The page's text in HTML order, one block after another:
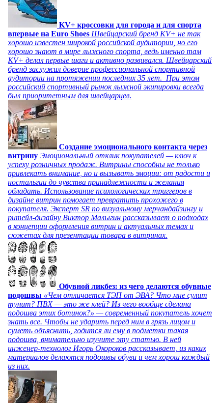
KV+ кроссовки для города и для спорта
впервые на Euro Shoes Швейцарский бренд KV+ не так
хорошо известен широкой российской аудитории, но его
хорошо знают в мире лыжного спорта, ведь именно там
KV+ делал первые шаги и активно развивался. Швейцарский
бренд заслужил доверие профессиональной спортивной
аудитории на протяжении последних 35 лет. При этом
российский спортивный рынок лыжной экипировки всегда
был приоритетным для швейцарцев.
Создание эмоционального контакта через
витрину Эмоциональный отклик покупателей — ключ к
успеху розничных продаж. Витрины способны не только
привлекать внимание, но и вызывать эмоции: от радости и
ностальгии до чувства принадлежности и желания
обладать. Использование психологических триггеров в
дизайне витрин помогает превратить прохожего в
покупателя. Эксперт SR по визуальному мерчандайзингу и
ритейл-дизайну Виктор Малыгин рассказывает о подходах
в концепции оформления витрин и актуальных темах и
сюжетах для презентации товара в витринах.
Обувной ликбез: из чего делаются обувные
подошвы «Чем отличается ТЭП от ЭВА? Что мне сулит
тунит? ПВХ — это же клей? Из чего вообще сделана
подошва этих ботинок?» — современный покупатель хочет
знать все. Чтобы не ударить перед ним в грязь лицом и
суметь объяснить, годится ли ему в подметки такая
подошва, внимательно изучите эту статью. В ней
инженер-технолог Игорь Окороков рассказывает, из каких
материалов делаются подошвы обуви и чем хорош каждый
из них.